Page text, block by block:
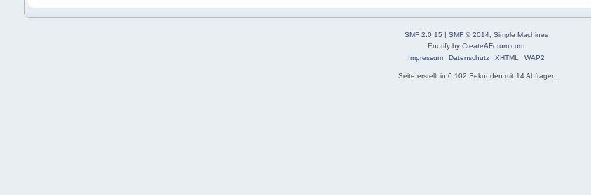
SMF 2.0.15 | SMF © 2014, Simple Machines
Enotify byCreateAForum.com
Impressum
Datenschutz XHTML WAP2
Seite erstellt in 0.102 Sekunden mit 14 Abfragen.